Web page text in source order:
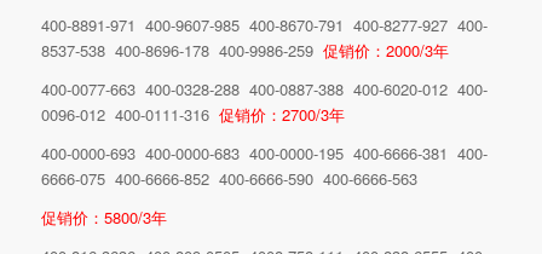
400-8891-971 400-9607-985 400-8670-791 400-8277-927 400-
8537-538 400-8696-178 400-9986-259 促销价：2000/3年
400-0077-663 400-0328-288 400-0887-388 400-6020-012 400-
0096-012 400-0111-316 促销价：2700/3年
400-0000-693 400-0000-683 400-0000-195 400-6666-381 400-
6666-075 400-6666-852 400-6666-590 400-6666-563
促销价：5800/3年